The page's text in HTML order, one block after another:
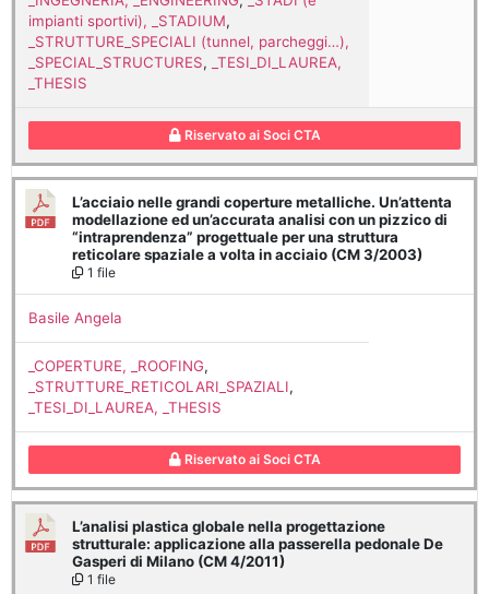
impianti sportivi), _STADIUM,
_STRUTTURE_SPECIALI (tunnel, parcheggi…),
_SPECIAL_STRUCTURES,
_TESI_DI_LAUREA,
_THESIS
Riservato ai Soci CTA
L’acciaio nelle grandi coperture metalliche. Un’attenta
modellazione ed un’accurata analisi con un pizzico di
“intraprendenza” progettuale per una struttura
reticolare spaziale a volta in acciaio (CM 3/2003)
1 file
Basile Angela
_COPERTURE, _ROOFING,
_STRUTTURE_RETICOLARI_SPAZIALI,
_TESI_DI_LAUREA, _THESIS
Riservato ai Soci CTA
L’analisi plastica globale nella progettazione
strutturale: applicazione alla passerella pedonale De
Gasperi di Milano (CM 4/2011)
1 file